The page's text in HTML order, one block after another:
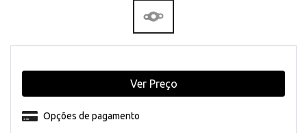
Opções de pagamento
Ver Preço